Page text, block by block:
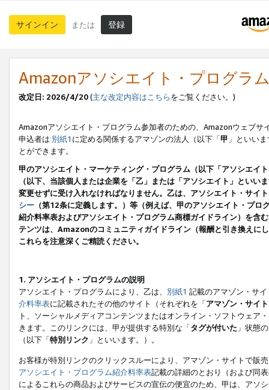
サインイン または 登録
Amazonアソシエイト・プログラ
改定日: 2026/4/20(主な改定内容はこちらをご覧ください。)
Amazonアソシエイト・プログラム参加者のための、Amazonウェブサ
申込者は 別紙1 に定める関係するアマゾンの法人（以下「甲 」といい
とができます。
甲のアソシエイト・マーケティング・プログラム（以下「アソシエイ
（以下、当該個人または企業を「乙」または「アソシエイト」とい
変更せずに受け入れなければなりません。乙は、アソシエイト・サイ
シー （第12条に定義します。）等（例えば、甲のアソシエイト・プ
紹介料率表およびアソシエイト・プログラム商標ガイドライン）を
テンツは、Amazonのコミュニティガイドライン（報酬と引き換えに
これらを注意深くご精読ください。
1. アソシエイト・プログラムの説明
アソシエイト・プログラムにより、乙は、 別紙1 記載のアマゾン・サ
介料率表に記載されたその他のサイト（それぞれを「アマゾン・サイト
ト、ソーシャルメディアコンテンツまたはオンライン・ソフトウェア
きます。このリンクには、甲が提供する特別な「タグが付いた 」状態
（以下「特別リンク 」といいます。）。
お客様が特別リンクのクリックスルーにより、アマゾン・サイトで販
アソシエイト・プログラム紹介料率表記載の詳細のとおり（および同
によるこれらの商品およびサービスの宣伝の便宜のため、甲は、アソ